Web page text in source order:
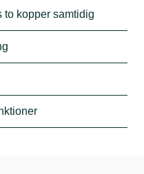
to kopper samtidig